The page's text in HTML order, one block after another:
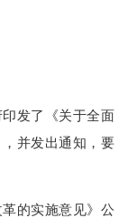
发了《关于全面
并发出通知，要
的实施意见》公